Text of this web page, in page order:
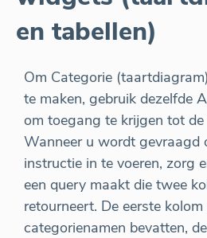
en tabellen)
Om Categorie
te maken, gebruik dezelfde
om toegang te krijgen tot
Wanneer u wordt gevraagd
instructie in te voeren, zorg
een query maakt die twee
retourneert. De eerste
categorienamen bevatten,